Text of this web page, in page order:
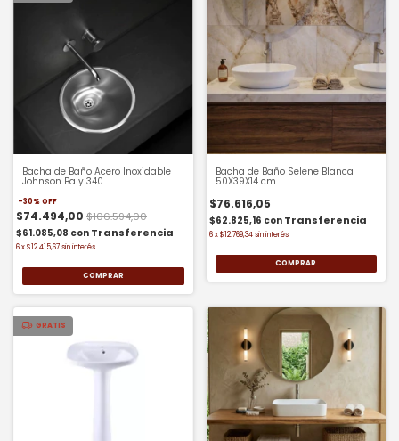
Bacha de Baño Acero Inoxidable
Johnson Baly 340
-30%OFF
$74.494,00 $106.594,00
$61.085,08 con
6x$12.415,67sin interés
Bacha de Baño Selene Blanca
50X39X14 cm
$76.616,05
$62.825,16 con
6 x$12.769,34 sin interés
GRATIS